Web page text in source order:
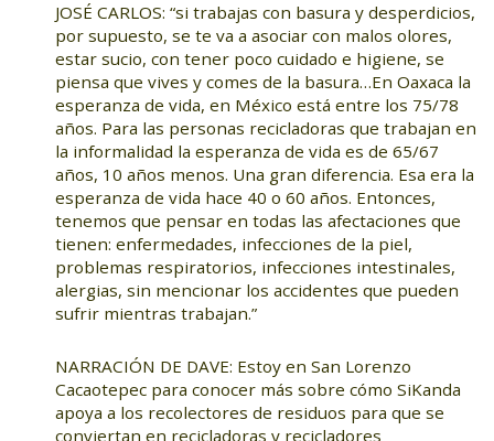
JOSÉ CARLOS: “si trabajas con basura y desperdicios,
por supuesto, se te va a asociar con malos olores,
estar sucio, con tener poco cuidado e higiene, se
piensa que vives y comes de la basura…En Oaxaca la
esperanza de vida, en México está entre los 75/78
años. Para las personas recicladoras que trabajan en
la informalidad la esperanza de vida es de 65/67
años, 10 años menos. Una gran diferencia. Esa era la
esperanza de vida hace 40 o 60 años. Entonces,
tenemos que pensar en todas las afectaciones que
tienen: enfermedades, infecciones de la piel,
problemas respiratorios, infecciones intestinales,
alergias, sin mencionar los accidentes que pueden
sufrir mientras trabajan.”
NARRACIÓN DE DAVE: Estoy en San Lorenzo
Cacaotepec para conocer más sobre cómo SiKanda
apoya a los recolectores de residuos para que se
conviertan en recicladoras y recicladores